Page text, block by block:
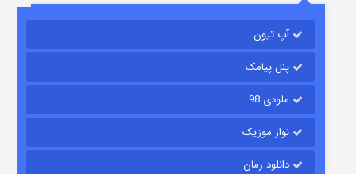
باب اسفنجی فصل ۱۷
قسمت6 (زیرنویس) منتشر شد
آپ تیون
پنل پیامک
ملودی 98
نواز موزیک
دانلود رمان